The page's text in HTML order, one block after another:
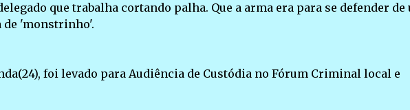
que trabalha cortando palha. Que a arma era para se defender de
de 'monstrinho'.
foi levado para Audiência de Custódia no Fórum Criminal local e